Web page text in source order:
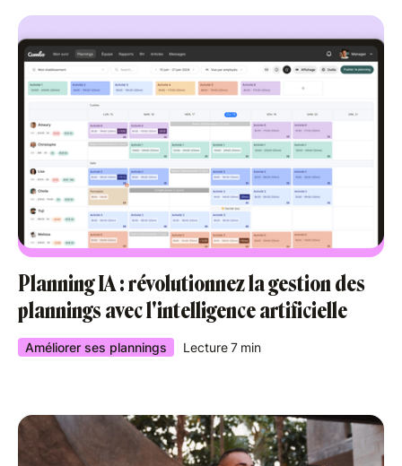
Planning IA : révolutionnez la gestion des
plannings avec l'intelligence artificielle
Améliorer ses plannings Lecture7 min